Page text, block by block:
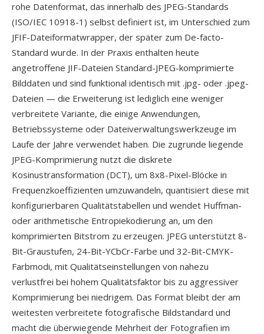
rohe Datenformat, das innerhalb des JPEG-Standards
(ISO/IEC 10918-1) selbst definiert ist, im Unterschied zum
JFIF-Dateiformatwrapper, der später zum De-facto-
Standard wurde. In der Praxis enthalten heute
angetroffene JIF-Dateien Standard-JPEG-komprimierte
Bilddaten und sind funktional identisch mit .jpg- oder .jpeg-
Dateien — die Erweiterung ist lediglich eine weniger
verbreitete Variante, die einige Anwendungen,
Betriebssysteme oder Dateiverwaltungswerkzeuge im
Laufe der Jahre verwendet haben. Die zugrunde liegende
JPEG-Komprimierung nutzt die diskrete
Kosinustransformation (DCT), um 8x8-Pixel-Blöcke in
Frequenzkoeffizienten umzuwandeln, quantisiert diese mit
konfigurierbaren Qualitätstabellen und wendet Huffman-
oder arithmetische Entropiekodierung an, um den
komprimierten Bitstrom zu erzeugen. JPEG unterstützt 8-
Bit-Graustufen, 24-Bit-YCbCr-Farbe und 32-Bit-CMYK-
Farbmodi, mit Qualitätseinstellungen von nahezu
verlustfrei bei hohem Qualitätsfaktor bis zu aggressiver
Komprimierung bei niedrigem. Das Format bleibt der am
weitesten verbreitete fotografische Bildstandard und
macht die überwiegende Mehrheit der Fotografien im